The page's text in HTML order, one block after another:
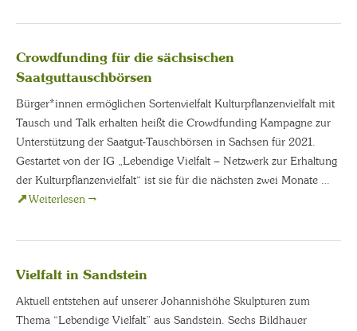
Crowdfunding für die sächsischen
Saatguttauschbörsen
Bürger*innen ermöglichen Sortenvielfalt Kulturpflanzenvielfalt mit
Tausch und Talk erhalten heißt die Crowdfunding Kampagne zur
Unterstützung der Saatgut-Tauschbörsen in Sachsen für 2021.
Gestartet von der IG „Lebendige Vielfalt – Netzwerk zur Erhaltung
der Kulturpflanzenvielfalt“ ist sie für die nächsten zwei Monate …
Weiterlesen →
Vielfalt in Sandstein
Aktuell entstehen auf unserer Johannishöhe Skulpturen zum
Thema “Lebendige Vielfalt” aus Sandstein. Sechs Bildhauer